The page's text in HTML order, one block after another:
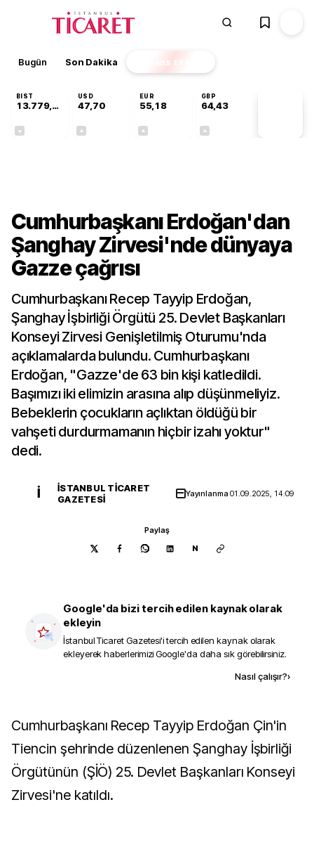
Bugün Son Dakika Finans EKSTRA
BIST
13.779,39
USD
47,70
EUR
55,18
GBP
64,43
Cumhurbaşkanı Erdoğan'dan
Şanghay Zirvesi'nde dünyaya
Gazze çağrısı
Cumhurbaşkanı Recep Tayyip Erdoğan,
Şanghay İşbirliği Örgütü 25. Devlet Başkanları
Konseyi Zirvesi Genişletilmiş Oturumu'nda
açıklamalarda bulundu. Cumhurbaşkanı
Erdoğan, "Gazze'de 63 bin kişi katledildi.
Başımızı iki elimizin arasına alıp düşünmeliyiz.
Bebeklerin çocukların açlıktan öldüğü bir
vahşeti durdurmamanın hiçbir izahı yoktur"
dedi.
İ
İSTANBUL TICARET
GAZETESI
Yayınlanma01.09.2025, 14:09
Paylaş
N
Google'da bizi tercih edilen kaynak olarak
ekleyin
İstanbul Ticaret Gazetesi'i tercih edilen kaynak olarak
ekleyerek haberlerimizi Google'da daha sık görebilirsiniz.
Nasıl çalışır?›
Cumhurbaşkanı Recep Tayyip Erdoğan Çin'in
Tiencin şehrinde düzenlenen Şanghay İşbirliği
Örgütünün (ŞİÖ) 25. Devlet Başkanları Konseyi
Zirvesi'ne katıldı.